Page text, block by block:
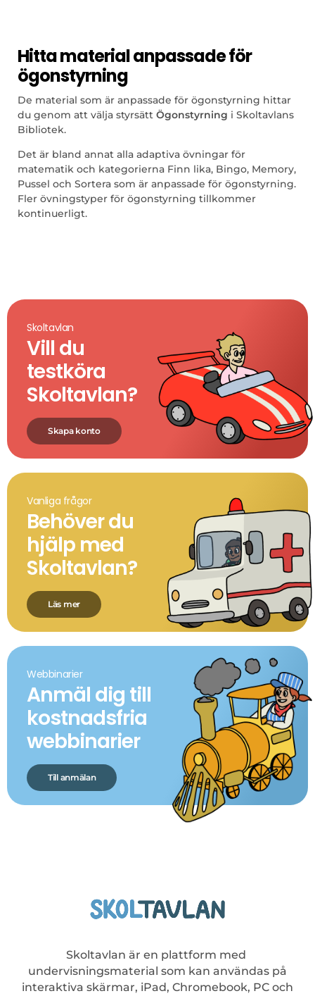
Hitta material anpassade för
ögonstyrning
De material som är anpassade för ögonstyrning hittar
du genom att välja styrsätt Ögonstyrning i Skoltavlans
Bibliotek.
Det är bland annat alla adaptiva övningar för
matematik och kategorierna Finn lika, Bingo, Memory,
Pussel och Sortera som är anpassade för ögonstyrning.
Fler övningstyper för ögonstyrning tillkommer
kontinuerligt.
Skoltavlan
Vill du
testköra
Skoltavlan?
Skapa konto
Vanliga frågor
Behöver du
hjälp med
Skoltavlan?
Läs mer
Webbinarier
Anmäl dig till
kostnadsfria
webbinarier
Till anmälan
Skoltavlan är en plattform med
undervisningsmaterial som kan användas på
interaktiva skärmar, iPad, Chromebook, PC och